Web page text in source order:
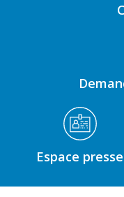
Espace presse